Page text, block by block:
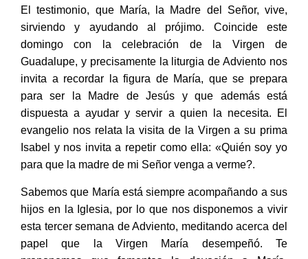
El testimonio, que María, la Madre del Señor, vive,
sirviendo y ayudando al prójimo. Coincide este
domingo con la celebración de la Virgen de
Guadalupe, y precisamente la liturgia de Adviento nos
invita a recordar la figura de María, que se prepara
para ser la Madre de Jesús y que además está
dispuesta a ayudar y servir a quien la necesita. El
evangelio nos relata la visita de la Virgen a su prima
Isabel y nos invita a repetir como ella: «Quién soy yo
para que la madre de mi Señor venga a verme?.
Sabemos que María está siempre acompañando a sus
hijos en la Iglesia, por lo que nos disponemos a vivir
esta tercer semana de Adviento, meditando acerca del
papel que la Virgen María desempeñó. Te